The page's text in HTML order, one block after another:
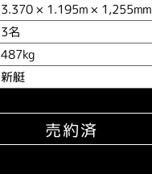
3.370 × 1.195m × 1,255mm
3名
487kg
新艇
売約済